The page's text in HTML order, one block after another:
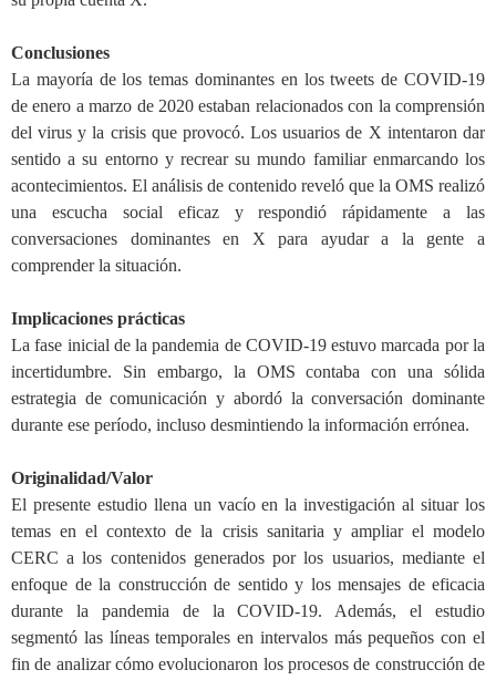
Conclusiones
La mayoría de los temas dominantes en los tweets de COVID-19
de enero a marzo de 2020 estaban relacionados con la comprensión
del virus y la crisis que provocó. Los usuarios de X intentaron dar
sentido a su entorno y recrear su mundo familiar enmarcando los
acontecimientos. El análisis de contenido reveló que la OMS realizó
una escucha social eficaz y respondió rápidamente a las
conversaciones dominantes en X para ayudar a la gente a
comprender la situación.
Implicaciones prácticas
La fase inicial de la pandemia de COVID-19 estuvo marcada por la
incertidumbre. Sin embargo, la OMS contaba con una sólida
estrategia de comunicación y abordó la conversación dominante
durante ese período, incluso desmintiendo la información errónea.
Originalidad/Valor
El presente estudio llena un vacío en la investigación al situar los
temas en el contexto de la crisis sanitaria y ampliar el modelo
CERC a los contenidos generados por los usuarios, mediante el
enfoque de la construcción de sentido y los mensajes de eficacia
durante la pandemia de la COVID-19. Además, el estudio
segmentó las líneas temporales en intervalos más pequeños con el
fin de analizar cómo evolucionaron los procesos de construcción de